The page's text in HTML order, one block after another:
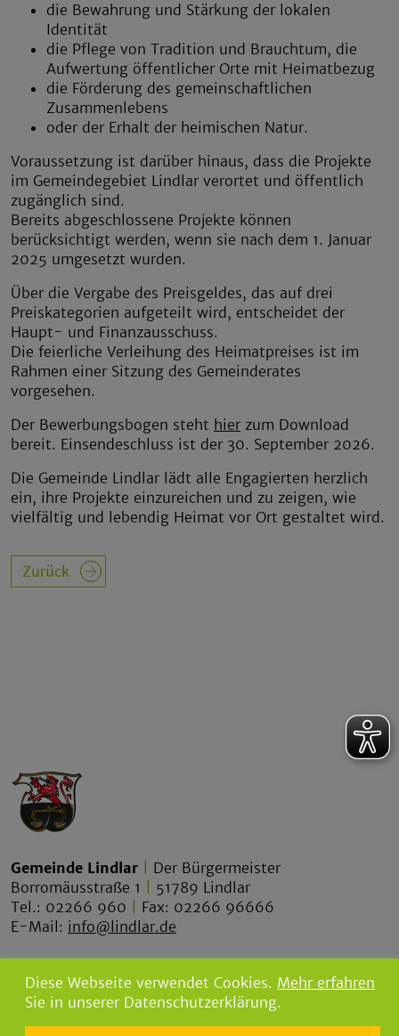
die Bewahrung und Stärkung der lokalen
Identität
die Pflege von Tradition und Brauchtum, die
Aufwertung öffentlicher Orte mit Heimatbezug
die Förderung des gemeinschaftlichen
Zusammenlebens
oder der Erhalt der heimischen Natur.
Voraussetzung ist darüber hinaus, dass die Projekte
im Gemeindegebiet Lindlar verortet und öffentlich
zugänglich sind.
Bereits abgeschlossene Projekte können
berücksichtigt werden, wenn sie nach dem 1. Januar
2025 umgesetzt wurden.
Über die Vergabe des Preisgeldes, das auf drei
Preiskategorien aufgeteilt wird, entscheidet der
Haupt- und Finanzausschuss.
Die feierliche Verleihung des Heimatpreises ist im
Rahmen einer Sitzung des Gemeinderates
vorgesehen.
Der Bewerbungsbogen steht hierzum Download
bereit. Einsendeschluss ist der 30. September 2026.
Die Gemeinde Lindlar lädt alle Engagierten herzlich
ein, ihre Projekte einzureichen und zu zeigen, wie
vielfältig und lebendig Heimat vor Ort gestaltet wird.
Zurück
Gemeinde Lindlar
Der Bürgermeister
Borromäusstraße 1
51789 Lindlar
Tel.: 02266 960
Fax: 02266 96666
E-Mail: info@lindlar.de
lindlar.de
lindlar-tourismus.de
Diese Webseite verwendet Cookies. Mehr erfahren
Sie in unserer Datenschutzerklärung.